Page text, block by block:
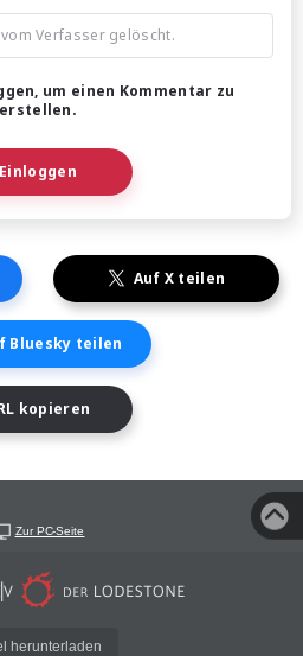
Verfasser gelöscht.
um einen Kommentar zu
erstellen.
Einloggen
Auf X teilen
Bluesky teilen
kopieren
Zur PC-Seite
herunterladen